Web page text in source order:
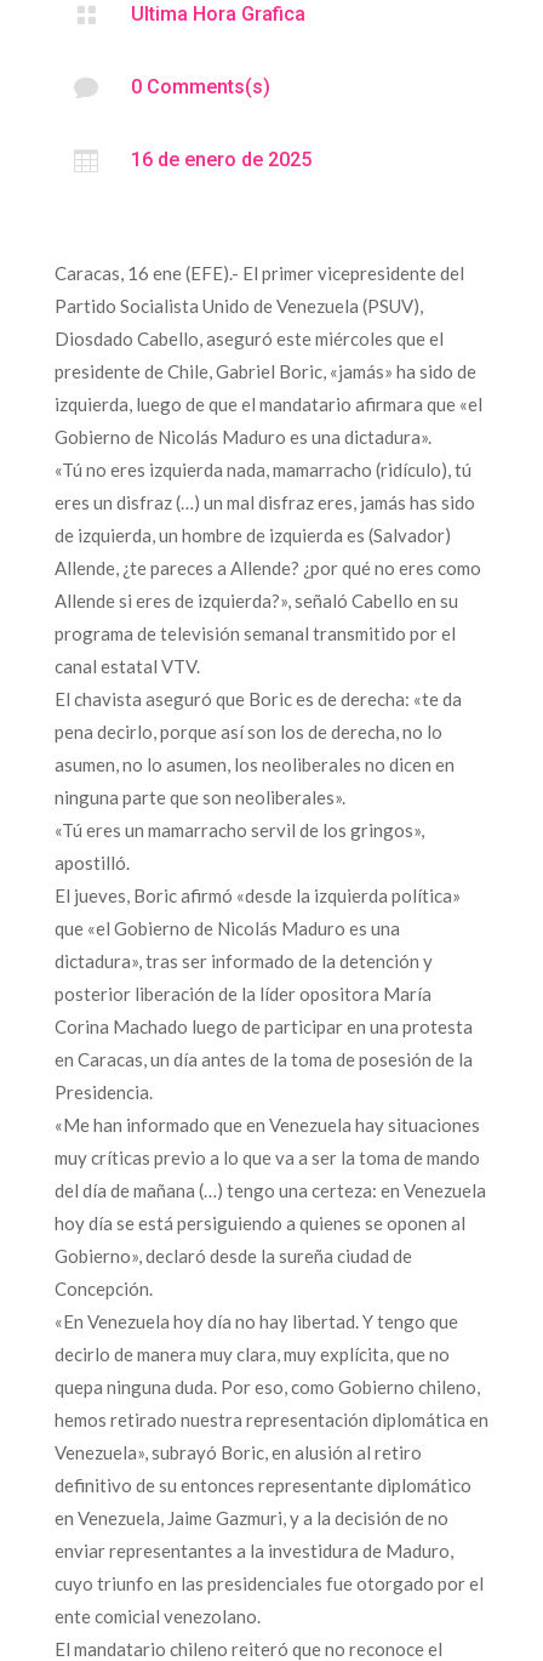
 Ultima Hora Grafica
 0 Comments(s)
 16 de enero de 2025
Caracas, 16 ene (EFE).- El primer vicepresidente del
Partido Socialista Unido de Venezuela (PSUV),
Diosdado Cabello, aseguró este miércoles que el
presidente de Chile, Gabriel Boric, «jamás» ha sido de
izquierda, luego de que el mandatario afirmara que «el
Gobierno de Nicolás Maduro es una dictadura».
«Tú no eres izquierda nada, mamarracho (ridículo), tú
eres un disfraz (…) un mal disfraz eres, jamás has sido
de izquierda, un hombre de izquierda es (Salvador)
Allende, ¿te pareces a Allende? ¿por qué no eres como
Allende si eres de izquierda?», señaló Cabello en su
programa de televisión semanal transmitido por el
canal estatal VTV.
El chavista aseguró que Boric es de derecha: «te da
pena decirlo, porque así son los de derecha, no lo
asumen, no lo asumen, los neoliberales no dicen en
ninguna parte que son neoliberales».
«Tú eres un mamarracho servil de los gringos»,
apostilló.
El jueves, Boric afirmó «desde la izquierda política»
que «el Gobierno de Nicolás Maduro es una
dictadura», tras ser informado de la detención y
posterior liberación de la líder opositora María
Corina Machado luego de participar en una protesta
en Caracas, un día antes de la toma de posesión de la
Presidencia.
«Me han informado que en Venezuela hay situaciones
muy críticas previo a lo que va a ser la toma de mando
del día de mañana (…) tengo una certeza: en Venezuela
hoy día se está persiguiendo a quienes se oponen al
Gobierno», declaró desde la sureña ciudad de
Concepción.
«En Venezuela hoy día no hay libertad. Y tengo que
decirlo de manera muy clara, muy explícita, que no
quepa ninguna duda. Por eso, como Gobierno chileno,
hemos retirado nuestra representación diplomática en
Venezuela», subrayó Boric, en alusión al retiro
definitivo de su entonces representante diplomático
en Venezuela, Jaime Gazmuri, y a la decisión de no
enviar representantes a la investidura de Maduro,
cuyo triunfo en las presidenciales fue otorgado por el
ente comicial venezolano.
El mandatario chileno reiteró que no reconoce el